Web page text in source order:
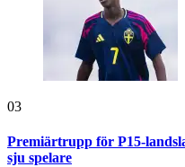
03
Premiärtrupp för P15-
sju spelare